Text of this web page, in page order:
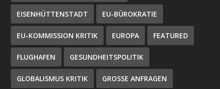
EISENHÜTTENSTADT EU-BÜROKRATIE
EU-KOMMISSION KRITIK EUROPA FEATURED
FLUGHAFEN GESUNDHEITSPOLITIK
GLOBALISMUS KRITIK GROSSE ANFRAGEN